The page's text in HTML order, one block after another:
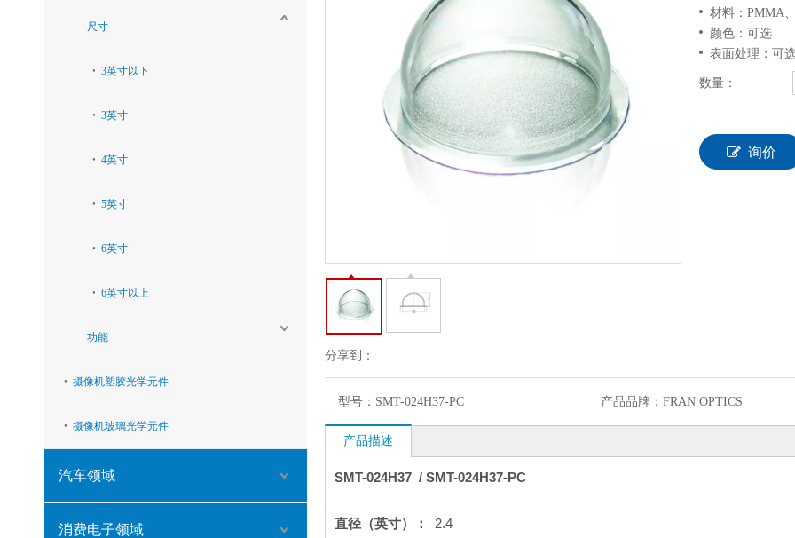
尺寸
3英寸以下
3英寸
4英寸
5英寸
6英寸
6英寸以上
功能
摄像机塑胶光学元件
摄像机玻璃光学元件
汽车领域
消费电子领域
分享到：
材料： PMMA
颜色： 可选
表面处理： 可
数量：
询价
型号： SMT-024H37-PC 产品品牌：FRAN OPTICS
产品描述
SMT-024H37 / SMT-024H37-PC
直径（英寸）：
2.4